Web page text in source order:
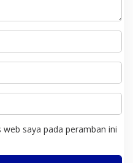
saya pada peramban ini